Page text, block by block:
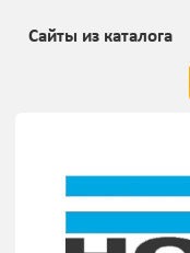
Сайты из каталога